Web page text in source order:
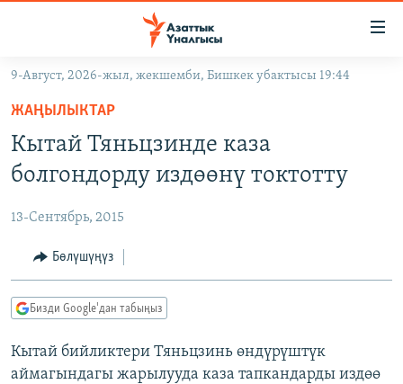
Навигацияга
өтүңүз
Издөөгө
салыңыз
ЭКОНОМИКА
МАДАНИЯТ
ДҮЙНӨ
БОРБОР АЗИЯ
АТАЙЫН ИЛИКТӨӨ
ТВ ПРОГРАММАЛАР
ЭКСПЕРТТЕР ТАЛДАЙТ
БИЗ ЖАНА ДҮЙНӨ
ӨЗГӨЧӨ ПИКИР
Русский
9-Август, 2026-жыл, жекшемби, Бишкек убактысы 19:44
ЖАҢЫЛЫКТАР
Кытай Тяньцзинде каза
болгондорду издөөнү токтотту
13-Сентябрь, 2015
Бөлүшүңүз
Бизди Google'дан табыңыз
Кытай бийликтери Тяньцзинь өндүрүштүк
аймагындагы жарылууда каза тапкандарды издөө